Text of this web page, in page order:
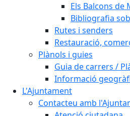
Els Balcons
Bibliografia
Rutes i senders
Restauració,
Plànols i guies
Guia de carrers /
Informació
L'Ajuntament
Contacteu amb